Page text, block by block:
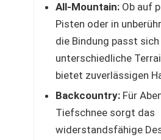
All-Mountain: Ob auf
Pisten oder in
die Bindung passt sich
unterschiedliche
bietet zuverlässigen
Backcountry: Für
Tiefschnee sorgt das
widerstandsfähige